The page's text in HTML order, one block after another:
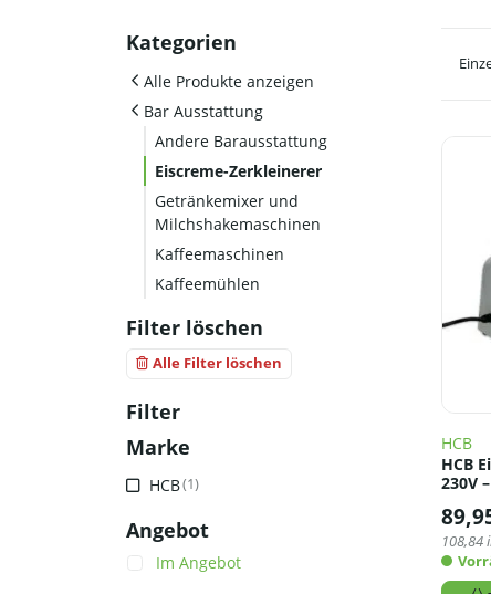
Kategorien
Alle Produkte anzeigen
Bar Ausstattung
Andere Barausstattung
Eiscreme-Zerkleinerer
Getränkemixer und
Milchshakemaschinen
Kaffeemaschinen
Kaffeemühlen
Filter löschen
Alle Filter löschen
Filter
Marke
HCB(1)
Angebot
Im Angebot
HCB
HCB
230V
108,84